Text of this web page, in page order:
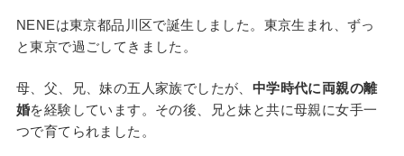
NENEは東京都品川区で誕生しました。東京生まれ、ずっ
と東京で過ごしてきました。
母、父、兄、妹の五人家族でしたが、 中学時代に両親の離
婚を経験しています。その後、兄と妹と共に母親に女手一
つで育てられました。